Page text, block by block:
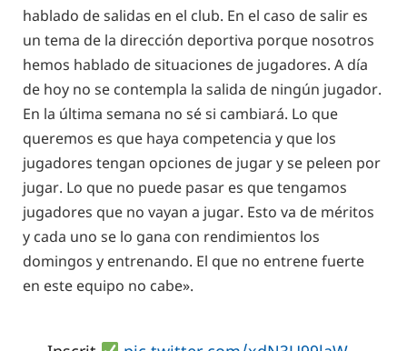
hablado de salidas en el club. En el caso de salir es
un tema de la dirección deportiva porque nosotros
hemos hablado de situaciones de jugadores. A día
de hoy no se contempla la salida de ningún jugador.
En la última semana no sé si cambiará. Lo que
queremos es que haya competencia y que los
jugadores tengan opciones de jugar y se peleen por
jugar. Lo que no puede pasar es que tengamos
jugadores que no vayan a jugar. Esto va de méritos
y cada uno se lo gana con rendimientos los
domingos y entrenando. El que no entrene fuerte
en este equipo no cabe».